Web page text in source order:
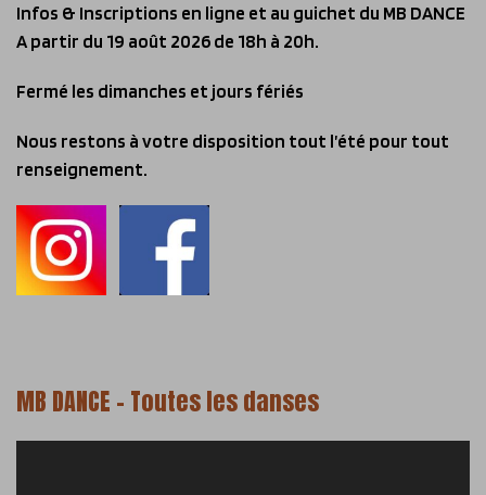
Infos & Inscriptions en ligne et au guichet du MB DANCE
A partir du 19 août 2026 de 18h à 20h.
Fermé les dimanches et jours fériés
Nous restons à votre disposition tout l’été pour tout
renseignement.
MB DANCE – Toutes les danses